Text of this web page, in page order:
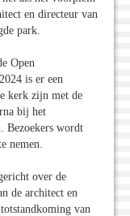
en directeur van
park.
Open
is er een
kerk zijn met de
bij het
Bezoekers wordt
nemen.
over de
de architect en
van